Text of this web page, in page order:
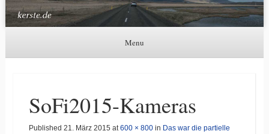
Menu
SoFi2015-Kameras
Published 21. März 2015 at600 × 800in Das war die partielle